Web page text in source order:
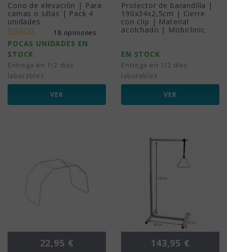
Cono de elevación | Para
camas o sillas | Pack 4
unidades
18 opiniones
POCAS UNIDADES EN
STOCK
Entrega en 1/2 días
laborables
VER
Protector de barandilla |
190x34x2,5cm | Cierre
con clip | Material
acolchado | Mobiclinic
EN STOCK
Entrega en 1/2 días
laborables
VER
Precio
22,95 € Precio
143,95 €